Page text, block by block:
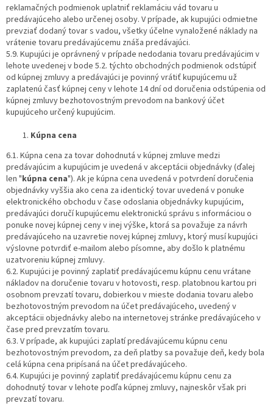
reklamačných podmienok uplatniť reklamáciu vád tovaru u
predávajúceho alebo určenej osoby. V prípade, ak kupujúci odmietne
prevziať dodaný tovar s vadou, všetky účelne vynaložené náklady na
vrátenie tovaru predávajúcemu znáša predávajúci.
5.9. Kupujúci je oprávnený v prípade nedodania tovaru predávajúcim v
lehote uvedenej v bode 5.2. týchto obchodných podmienok odstúpiť
od kúpnej zmluvy a predávajúci je povinný vrátiť kupujúcemu už
zaplatenú časť kúpnej ceny v lehote 14 dní od doručenia odstúpenia od
kúpnej zmluvy bezhotovostným prevodom na bankový účet
kupujúceho určený kupujúcim.
Kúpna cena
6.1. Kúpna cena za tovar dohodnutá v kúpnej zmluve medzi
predávajúcim a kupujúcim je uvedená v akceptácii objednávky (ďalej
len "kúpna cena"). Ak je kúpna cena uvedená v potvrdení doručenia
objednávky vyššia ako cena za identický tovar uvedená v ponuke
elektronického obchodu v čase odoslania objednávky kupujúcim,
predávajúci doručí kupujúcemu elektronickú správu s informáciou o
ponuke novej kúpnej ceny v inej výške, ktorá sa považuje za návrh
predávajúceho na uzavretie novej kúpnej zmluvy, ktorý musí kupujúci
výslovne potvrdiť e-mailom alebo písomne, aby došlo k platnému
uzatvoreniu kúpnej zmluvy.
6.2. Kupujúci je povinný zaplatiť predávajúcemu kúpnu cenu vrátane
nákladov na doručenie tovaru v hotovosti, resp. platobnou kartou pri
osobnom prevzatí tovaru, dobierkou v mieste dodania tovaru alebo
bezhotovostným prevodom na účet predávajúceho, uvedený v
akceptácii objednávky alebo na internetovej stránke predávajúceho v
čase pred prevzatím tovaru.
6.3. V prípade, ak kupujúci zaplatí predávajúcemu kúpnu cenu
bezhotovostným prevodom, za deň platby sa považuje deň, kedy bola
celá kúpna cena pripísaná na účet predávajúceho.
6.4. Kupujúci je povinný zaplatiť predávajúcemu kúpnu cenu za
dohodnutý tovar v lehote podľa kúpnej zmluvy, najneskôr však pri
prevzatí tovaru.